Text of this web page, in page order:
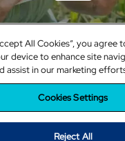
|Configuración de
|Condiciones de uso|
All Cookies”, you agree
device to enhance site
assist in our marketing
Cookies Settings
Reject All